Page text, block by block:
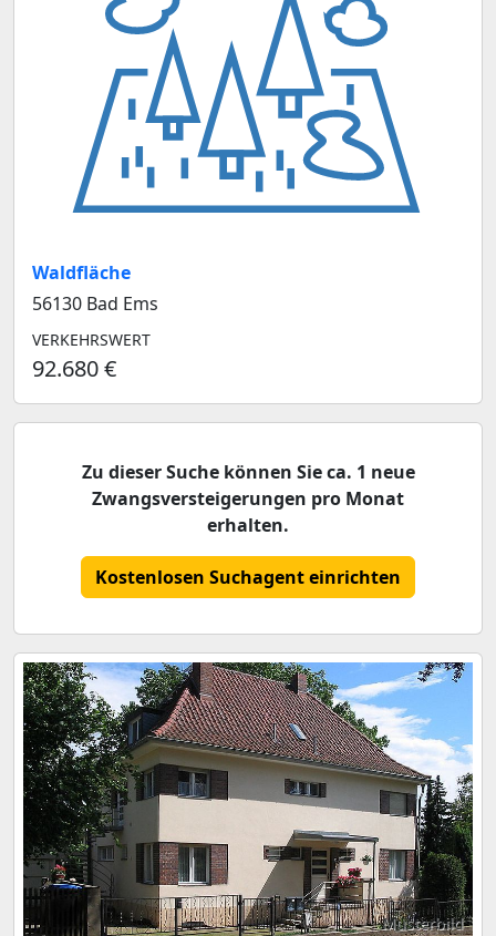
Waldfläche
56130 Bad Ems
VERKEHRSWERT
92.680 €
Zu dieser Suche können Sie ca. 1 neue
Zwangsversteigerungen pro Monat
erhalten.
Kostenlosen Suchagent einrichten
Musterbild